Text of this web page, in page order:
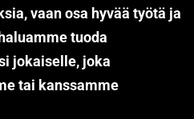
vaan osa hyvää työtä ja
tuoda
jokaiselle, joka
tai kanssamme